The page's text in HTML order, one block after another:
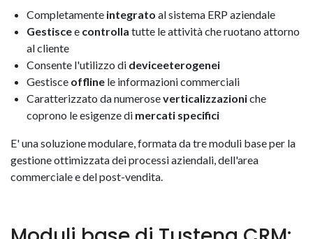
Completamente integrato al sistema ERP aziendale
Gestiscee controlla tutte le attività che ruotano attorno
al cliente
Consente l'utilizzo di deviceeterogenei
Gestisce offline le informazioni commerciali
Caratterizzato da numeroseverticalizzazioniche
coprono le esigenze di mercati specifici
E' una soluzione modulare, formata da tre moduli base per la
gestione ottimizzata dei processi aziendali, dell'area
commerciale e del post-vendita.